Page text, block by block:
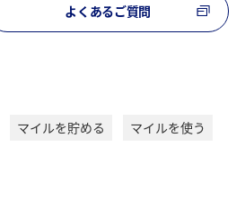
よくあるご質問
マイルを貯める
マイルを使う